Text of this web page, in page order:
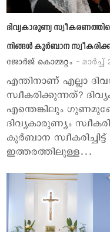
ദിവ്യകാരുണ്യ
നിങ്ങള്‍ കുര്‍ബാന
ജോര്‍ജ് കൊമ്മറ്റം - മാര്‍ച്ച്
എന്തിനാണ് എല്ലാ
സ്വീകരിക്കുന്നത്?
എന്തെങ്കിലും
ദിവ്യകാരുണ്യം
കുര്‍ബാന
ഇത്തരത്തിലുള്ള…